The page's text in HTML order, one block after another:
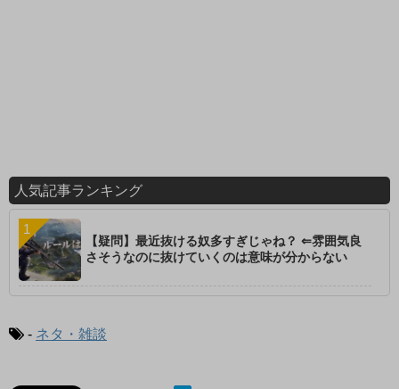
人気記事ランキング
【疑問】最近抜ける奴多すぎじゃね？ ⇐雰囲気良
さそうなのに抜けていくのは意味が分からない
- ネタ・雑談